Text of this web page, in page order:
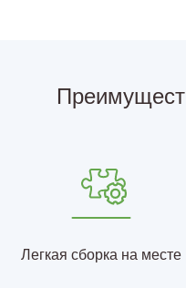
Легкая сборка на месте